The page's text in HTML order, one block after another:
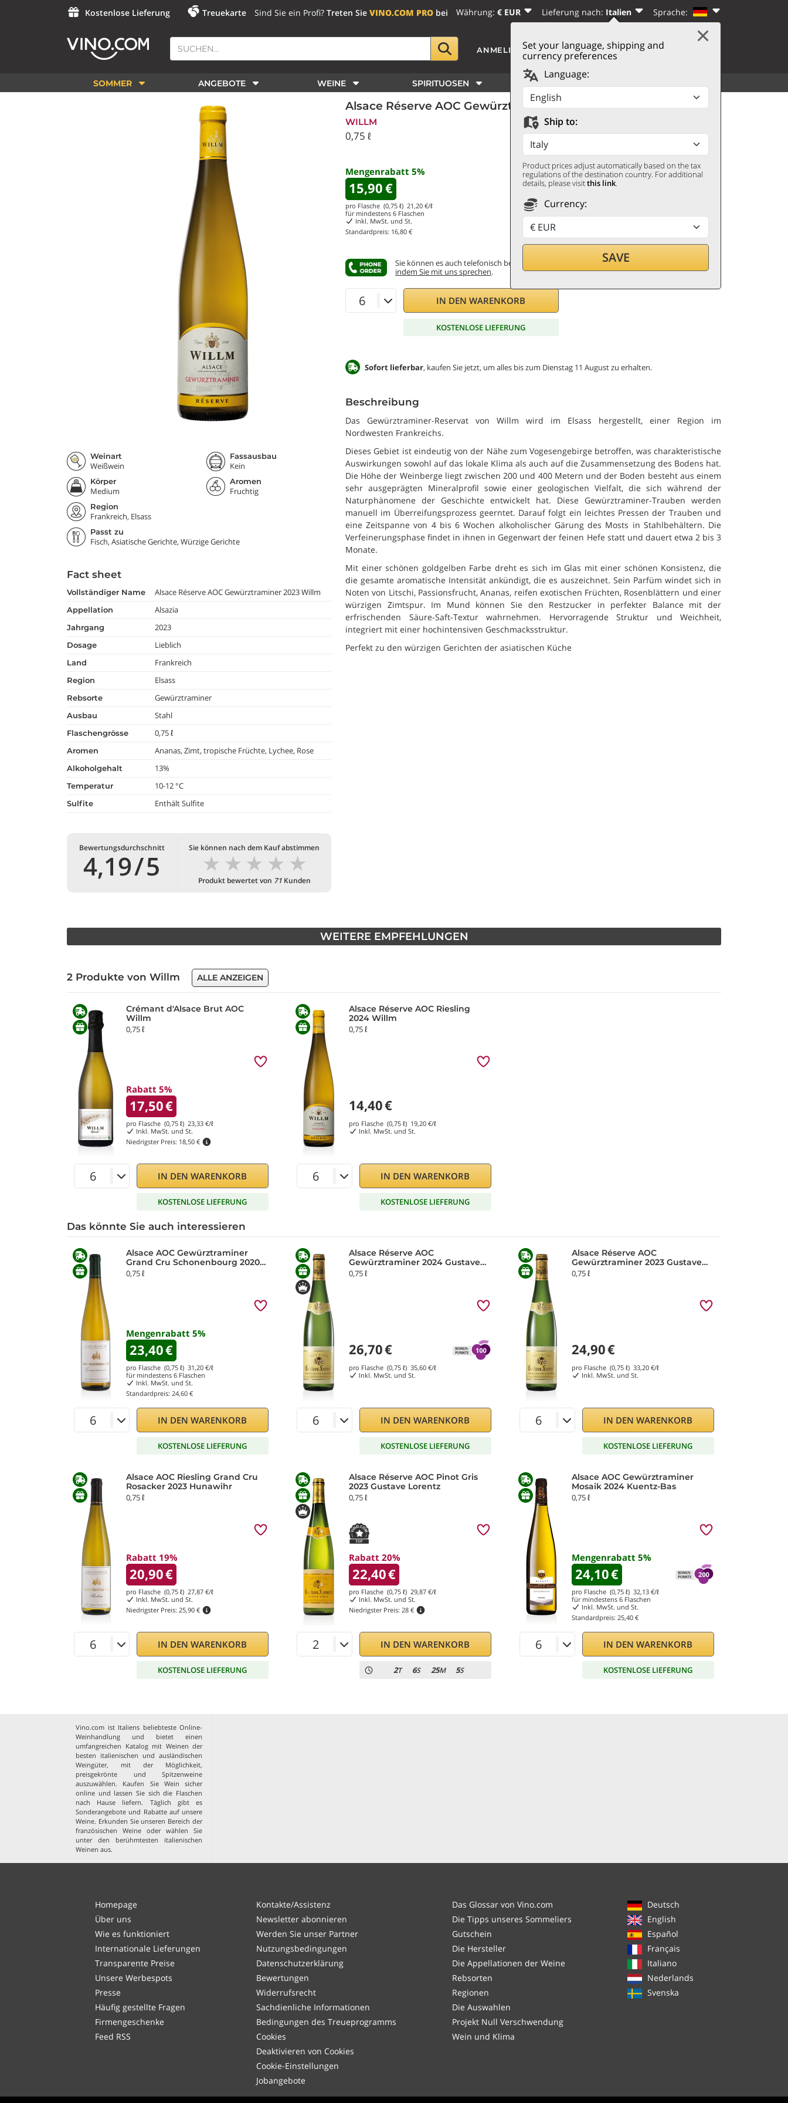
Kostenlose Lieferung Treuekarte Sind Sie ein Profi? Treten Sie VINO.COM PRObei Währung: € EUR Lieferung nach: Italien Sprache:
Set your language, shipping and
currency preferences
Language:
Ship to:
Product prices adjust automatically based on the tax
regulations of the destination country. For additional
details, please visitthis link.
Currency:
SAVE
ANMELDEN | REGISTRIEREN WARENKORB
SOMMER ANGEBOTE WEINE SPIRITUOSEN WEITERES
Weinart
Weißwein
Fassausbau
Kein
Körper
Medium
Aromen
Fruchtig
Region
Frankreich, Elsass
Passt zu
Fisch, Asiatische Gerichte, Würzige Gerichte
Fact sheet
vollständiger Name Alsace Réserve AOC Gewürztraminer 2023 Willm
appellation Alsazia
jahrgang 2023
dosage Lieblich
land Frankreich
region Elsass
rebsorte Gewürztraminer
ausbau Stahl
flaschengrösse 0,75 ℓ
aromen Ananas, Zimt, tropische Früchte, Lychee, Rose
alkoholgehalt 13%
temperatur 10-12 °C
Sulfite Enthält Sulfite
Bewertungsdurchschnitt
4,19/5
Sie können nach dem Kauf abstimmen
★
★
★
★
★
Produkt bewertet von 71Kunden
Alsace Réserve AOC Gewürztraminer 2023 Willm
WILLM
0,75 ℓ
Mengenrabatt 5%
15,90€
pro Flasche (0,75 ℓ) 21,20 €/ℓ
für mindestens 6 Flaschen
Inkl. MwSt. und St.
Standardpreis: 16,80 €
Sie können es auch telefonisch bestellen,
indem Sie mit uns sprechen.
IN DEN WARENKORB
KOSTENLOSE LIEFERUNG
Sofort lieferbar, kaufen Sie jetzt, um alles bis zum Dienstag 11 August zu erhalten.
Beschreibung
Das Gewürztraminer-Reservat von Willm wird im Elsass hergestellt, einer Region im
Nordwesten Frankreichs.
Dieses Gebiet ist eindeutig von der Nähe zum Vogesengebirge betroffen, was charakteristische
Auswirkungen sowohl auf das lokale Klima als auch auf die Zusammensetzung des Bodens hat.
Die Höhe der Weinberge liegt zwischen 200 und 400 Metern und der Boden besteht aus einem
sehr ausgeprägten Mineralprofil sowie einer geologischen Vielfalt, die sich während der
Naturphänomene der Geschichte entwickelt hat. Diese Gewürztraminer-Trauben werden
manuell im Überreifungsprozess geerntet. Darauf folgt ein leichtes Pressen der Trauben und
eine Zeitspanne von 4 bis 6 Wochen alkoholischer Gärung des Mosts in Stahlbehältern. Die
Verfeinerungsphase findet in ihnen in Gegenwart der feinen Hefe statt und dauert etwa 2 bis 3
Monate.
Mit einer schönen goldgelben Farbe dreht es sich im Glas mit einer schönen Konsistenz, die
die gesamte aromatische Intensität ankündigt, die es auszeichnet. Sein Parfüm windet sich in
Noten von Litschi, Passionsfrucht, Ananas, reifen exotischen Früchten, Rosenblättern und einer
würzigen Zimtspur. Im Mund können Sie den Restzucker in perfekter Balance mit der
erfrischenden Säure-Saft-Textur wahrnehmen. Hervorragende Struktur und Weichheit,
integriert mit einer hochintensiven Geschmacksstruktur.
Perfekt zu den würzigen Gerichten der asiatischen Küche
WEITERE EMPFEHLUNGEN
2 Produkte von Willm ALLE ANZEIGEN
Crémant d'Alsace Brut AOC
Willm
0,75 ℓ
Rabatt 5%
17,50€
pro Flasche (0,75 ℓ) 23,33 €/ℓ
Inkl. MwSt. und St.
Niedrigster Preis: 18,50 €
IN DEN WARENKORB
KOSTENLOSE LIEFERUNG
Alsace Réserve AOC Riesling
2024 Willm
0,75 ℓ
14,40€
pro Flasche (0,75 ℓ) 19,20 €/ℓ
Inkl. MwSt. und St.
IN DEN WARENKORB
KOSTENLOSE LIEFERUNG
Das könnte Sie auch interessieren
Alsace AOC Gewürztraminer
Grand Cru Schonenbourg 2020
Hunawihr
0,75 ℓ
Mengenrabatt 5%
23,40€
pro Flasche (0,75 ℓ) 31,20 €/ℓ
für mindestens 6 Flaschen
Inkl. MwSt. und St.
Standardpreis: 24,60 €
IN DEN WARENKORB
KOSTENLOSE LIEFERUNG
Alsace Réserve AOC
Gewürztraminer 2024 Gustave
Lorentz
0,75 ℓ
26,70€
pro Flasche (0,75 ℓ) 35,60 €/ℓ
Inkl. MwSt. und St.
IN DEN WARENKORB
KOSTENLOSE LIEFERUNG
Alsace Réserve AOC
Gewürztraminer 2023 Gustave
Lorentz
0,75 ℓ
24,90€
pro Flasche (0,75 ℓ) 33,20 €/ℓ
Inkl. MwSt. und St.
IN DEN WARENKORB
KOSTENLOSE LIEFERUNG
Alsace AOC Riesling Grand Cru
Rosacker 2023 Hunawihr
0,75 ℓ
Rabatt 19%
20,90€
pro Flasche (0,75 ℓ) 27,87 €/ℓ
Inkl. MwSt. und St.
Niedrigster Preis: 25,90 €
IN DEN WARENKORB
KOSTENLOSE LIEFERUNG
Alsace Réserve AOC Pinot Gris
2023 Gustave Lorentz
0,75 ℓ
Rabatt 20%
22,40€
pro Flasche (0,75 ℓ) 29,87 €/ℓ
Inkl. MwSt. und St.
Niedrigster Preis: 28 €
IN DEN WARENKORB
2T 6S 25M 4S
Alsace AOC Gewürztraminer
Mosaik 2024 Kuentz-Bas
0,75 ℓ
Mengenrabatt 5%
24,10€
pro Flasche (0,75 ℓ) 32,13 €/ℓ
für mindestens 6 Flaschen
Inkl. MwSt. und St.
Standardpreis: 25,40 €
IN DEN WARENKORB
KOSTENLOSE LIEFERUNG
Vino.com ist Italiens beliebteste Online-
Weinhandlung und bietet einen
umfangreichen Katalog mit Weinen der
besten italienischen und ausländischen
Weingüter, mit der Möglichkeit,
preisgekrönte und Spitzenweine
auszuwählen. Kaufen Sie Wein sicher
online und lassen Sie sich die Flaschen
nach Hause liefern. Täglich gibt es
Sonderangebote und Rabatte auf unsere
Weine. Erkunden Sie unseren Bereich der
französischen Weine oder wählen Sie
unter den berühmtesten italienischen
Weinen aus.
Homepage
Über uns
Wie es funktioniert
Internationale Lieferungen
Transparente Preise
Unsere Werbespots
Presse
Häufig gestellte Fragen
Firmengeschenke
Feed RSS
Kontakte/Assistenz
Newsletter abonnieren
Werden Sie unser Partner
Nutzungsbedingungen
Datenschutzerklärung
Bewertungen
Widerrufsrecht
Sachdienliche Informationen
Bedingungen des Treueprogramms
Cookies
Deaktivieren von Cookies
Cookie-Einstellungen
Jobangebote
Das Glossar von Vino.com
Die Tipps unseres Sommeliers
Gutschein
Die Hersteller
Die Appellationen der Weine
Rebsorten
Regionen
Die Auswahlen
Projekt Null Verschwendung
Wein und Klima
Deutsch
English
Español
Français
Italiano
Nederlands
Svenska